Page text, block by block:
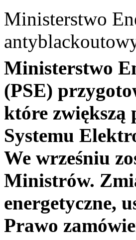
Ministerstwo
Ministerstwo
(PSE)
które zwiększą
Systemu
We wrześniu
Ministrów.
energetyczne,
Prawo